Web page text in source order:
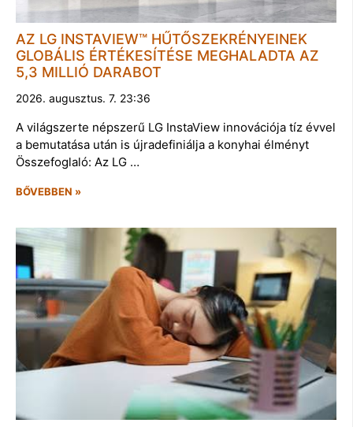
AZ LG INSTAVIEW™ HŰTŐSZEKRÉNYEINEK
GLOBÁLIS ÉRTÉKESÍTÉSE MEGHALADTA AZ
5,3 MILLIÓ DARABOT
2026. augusztus. 7. 23:36
A világszerte népszerű LG InstaView innovációja tíz évvel
a bemutatása után is újradefiniálja a konyhai élményt
Összefoglaló: Az LG …
BŐVEBBEN »